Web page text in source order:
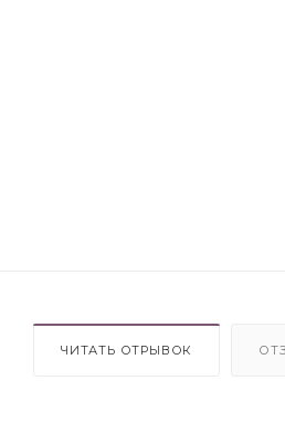
ЧИТАТЬ ОТРЫВОК